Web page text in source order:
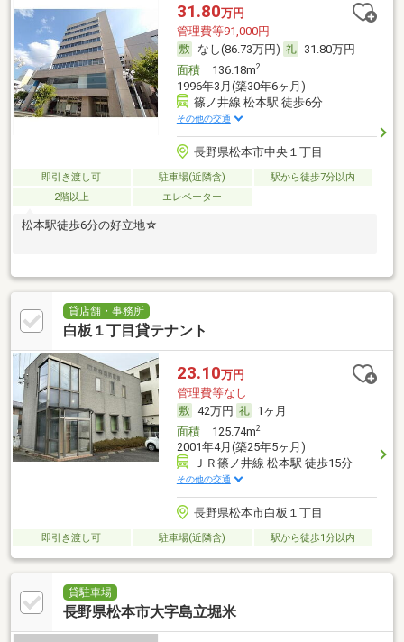
31.80万円
管理費等91,000円
なし(86.73万円)
31.80万円
面積136.18m2
1996年3月(築30年6ヶ月)
篠ノ井線 松本駅 徒歩6分
その他の交通
長野県松本市中央１丁目
即引き渡し可 駐車場(近隣含)
駅から徒歩7分以内
2階以上
エレベーター
松本駅徒歩6分の好立地☆
貸店舗・事務所
白板１丁目貸テナント
23.10万円
管理費等なし
42万円
1ヶ月
面積125.74m2
2001年4月(築25年5ヶ月)
ＪＲ篠ノ井線 松本駅 徒歩15分
その他の交通
長野県松本市白板１丁目
即引き渡し可 駐車場(近隣含) 駅から徒歩1分以内
貸駐車場
長野県松本市大字島立堀米